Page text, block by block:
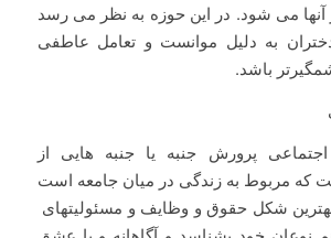
آنها می شود. در این حوزه به نظر می رسد
به دلیل موانست و تعامل عاطفی
باشد.
پرورش جنبه یا جنبه هایی از
مربوط به زندگی در میان جامعه است
شکل حقوق و وظایف و مسئولیتهای